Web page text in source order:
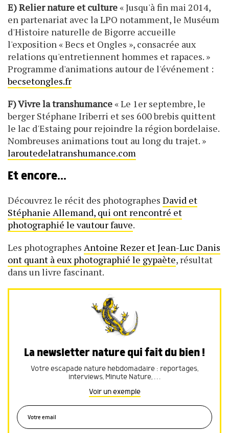
E) Relier nature et culture« Jusqu'à fin mai 2014,
en partenariat avec la LPO notamment, le Muséum
d'Histoire naturelle de Bigorre accueille
l'exposition « Becs et Ongles », consacrée aux
relations qu'entretiennent hommes et rapaces. »
Programme d'animations autour de l'événement :
becsetongles.fr
F) Vivre la transhumance« Le 1er septembre, le
berger Stéphane Iriberri et ses 600 brebis quittent
le lac d'Estaing pour rejoindre la région bordelaise.
Nombreuses animations tout au long du trajet. »
laroutedelatranshumance.com
Et encore...
Découvrez le récit des photographes David et
Stéphanie Allemand, qui ont rencontré et
photographié le vautour fauve.
Les photographes Antoine Rezer et Jean-Luc Danis
ont quant à eux photographié le gypaète, résultat
dans un livre fascinant.
La newsletter nature qui fait du bien !
Votre escapade nature hebdomadaire : reportages,
interviews, Minute Nature, …
Voir un exemple